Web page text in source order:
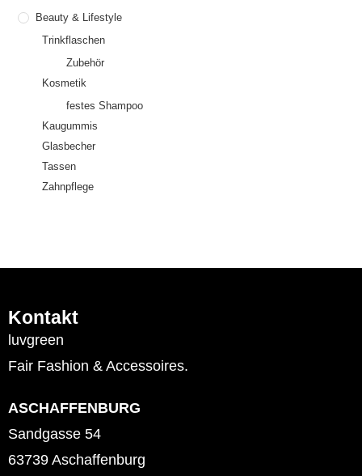
Beauty & Lifestyle
Trinkflaschen
Zubehör
Kosmetik
festes Shampoo
Kaugummis
Glasbecher
Tassen
Zahnpflege
Kontakt
luvgreen
Fair Fashion & Accessoires.
ASCHAFFENBURG
Sandgasse 54
63739 Aschaffenburg